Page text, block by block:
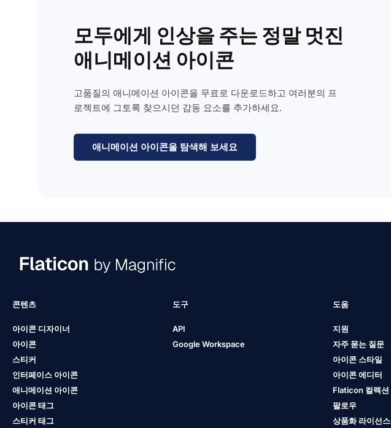
모두에게 인상을 주는 정말 멋진
애니메이션 아이콘
고품질의 애니메이션 아이콘을 무료로 다운로드하고 여러분의 프
로젝트에 그토록 찾으시던 감동 요소를 추가하세요.
애니메이션 아이콘을 탐색해 보세요
콘텐츠
아이콘 디자이너
아이콘
스티커
인터페이스 아이콘
애니메이션 아이콘
아이콘 태그
스티커 태그
도구
API
Google Workspace
도움
지원
자주 묻는 질문
아이콘 스타일
아이콘 에디터
Flaticon 컬렉션
팔로우
상품화 라이선스